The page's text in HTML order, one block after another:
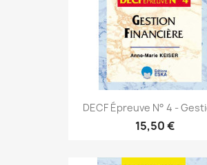
DECF Épreuve N° 4 -
15,50 €